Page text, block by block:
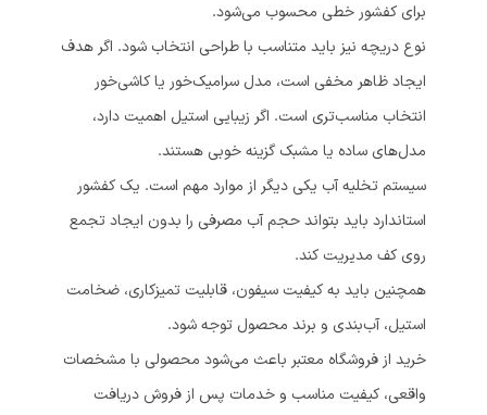
برای کفشور خطی محسوب می‌شود.
نوع دریچه نیز باید متناسب با طراحی انتخاب شود. اگر هدف
ایجاد ظاهر مخفی است، مدل سرامیک‌خور یا کاشی‌خور
انتخاب مناسب‌تری است. اگر زیبایی استیل اهمیت دارد،
مدل‌های ساده یا مشبک گزینه خوبی هستند.
سیستم تخلیه آب یکی دیگر از موارد مهم است. یک کفشور
استاندارد باید بتواند حجم آب مصرفی را بدون ایجاد تجمع
روی کف مدیریت کند.
همچنین باید به کیفیت سیفون، قابلیت تمیزکاری، ضخامت
استیل، آب‌بندی و برند محصول توجه شود.
خرید از فروشگاه معتبر باعث می‌شود محصولی با مشخصات
واقعی، کیفیت مناسب و خدمات پس از فروش دریافت